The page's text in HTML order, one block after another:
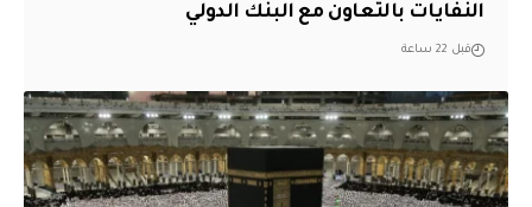
النفايات بالتعاون مع البنك الدولي
قبل 22 ساعة